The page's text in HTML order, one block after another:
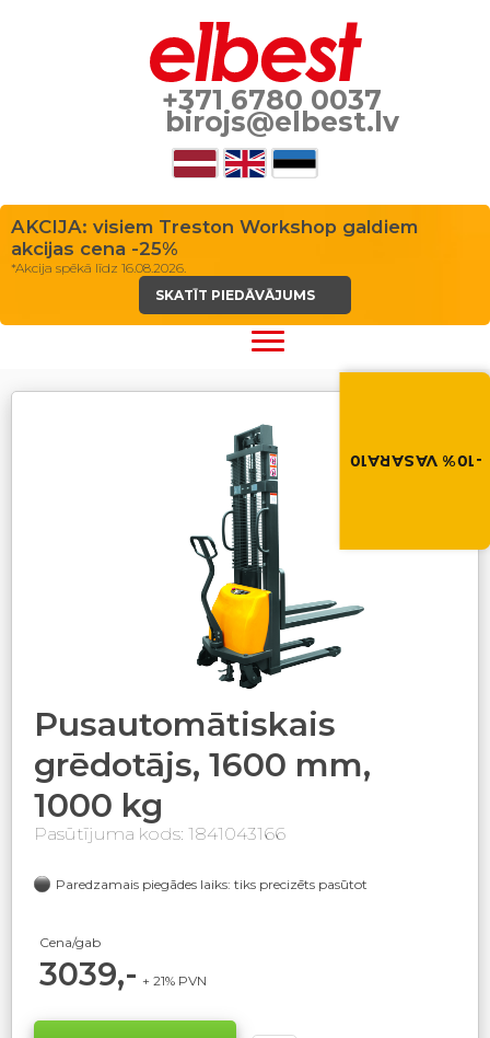
Vasara nāk ar
-10% VASARA10
+371 6780 0037
birojs@elbest.lv
AKCIJA: visiem Treston Workshop galdiem
akcijas cena -25%
*Akcija spēkā līdz 16.08.2026.
SKATĪT PIEDĀVĀJUMS
Pusautomātiskais
grēdotājs, 1600 mm,
1000 kg
Pasūtījuma kods: 1841043166
Paredzamais piegādes laiks: tiks precizēts pasūtot
Cena/gab
3039,- + 21% PVN